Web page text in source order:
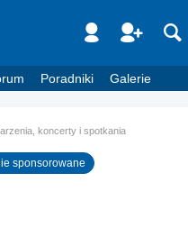
Poradniki Galerie
koncerty i spotkania
sponsorowane